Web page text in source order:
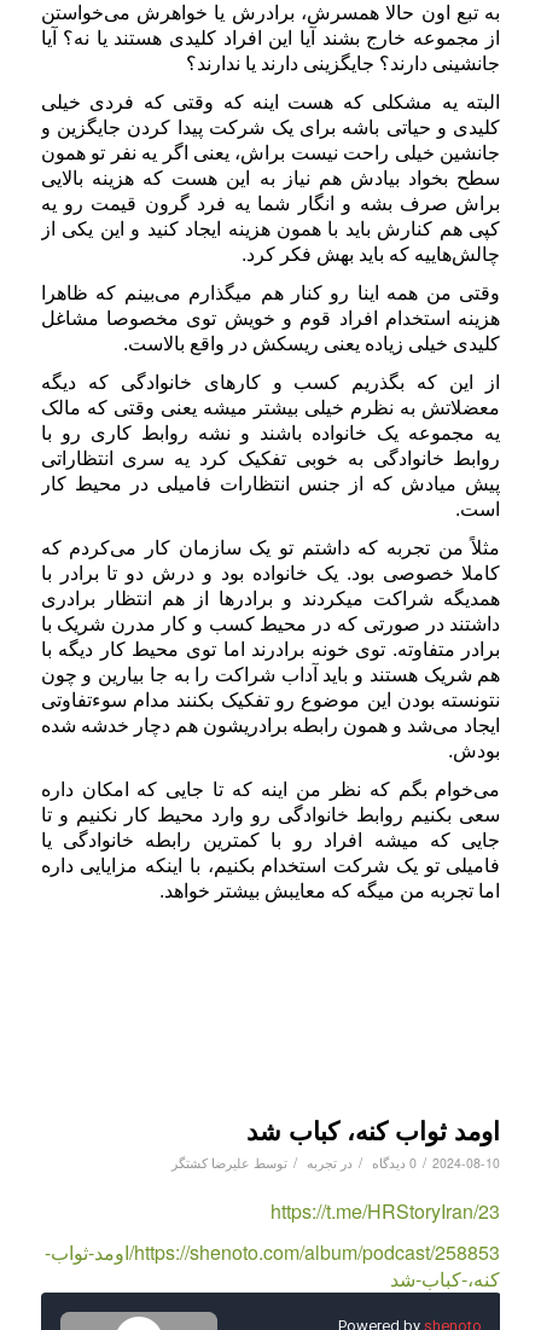
به تبع اون حالا همسرش، برادرش یا خواهرش می‌خواستن
از مجموعه خارج بشند آیا این افراد کلیدی هستند یا نه؟ آیا
جانشینی دارند؟ جایگزینی دارند یا ندارند؟
البته یه مشکلی که هست اینه که وقتی که فردی خیلی
کلیدی و حیاتی باشه برای یک شرکت پیدا کردن جایگزین و
جانشین خیلی راحت نیست براش، یعنی اگر یه نفر تو همون
سطح بخواد بیادش هم نیاز به این هست که هزینه بالایی
براش صرف بشه و انگار شما یه فرد گرون قیمت رو یه
کپی هم کنارش باید با همون هزینه ایجاد کنید و این یکی از
چالش‌هاییه که باید بهش فکر کرد.
وقتی من همه اینا رو کنار هم میگذارم می‌بینم که ظاهرا
هزینه استخدام افراد قوم و خویش توی مخصوصا مشاغل
کلیدی خیلی زیاده یعنی ریسکش در واقع بالاست.
از این که بگذریم کسب و کارهای خانوادگی که دیگه
معضلاتش به نظرم خیلی بیشتر میشه یعنی وقتی که مالک
یه مجموعه یک خانواده باشند و نشه روابط کاری رو با
روابط خانوادگی به خوبی تفکیک کرد یه سری انتظاراتی
پیش میادش که از جنس انتظارات فامیلی در محیط کار
است.
مثلاً من تجربه که داشتم تو یک سازمان کار می‌کردم که
کاملا خصوصی بود. یک خانواده بود و درش دو تا برادر با
همدیگه شراکت میکردند و برادرها از هم انتظار برادری
داشتند در صورتی که در محیط کسب و کار مدرن شریک با
برادر متفاوته. توی خونه برادرند اما توی محیط کار دیگه با
هم شریک هستند و باید آداب شراکت را به جا بیارین و چون
نتونسته بودن این موضوع رو تفکیک بکنند مدام سوءتفاوتی
ایجاد می‌شد و همون رابطه برادریشون هم دچار خدشه شده
بودش.
می‌خوام بگم که نظر من اینه که تا جایی که امکان داره
سعی بکنیم روابط خانوادگی رو وارد محیط کار نکنیم و تا
جایی که میشه افراد رو با کمترین رابطه خانوادگی یا
فامیلی تو یک شرکت استخدام بکنیم، با اینکه مزایایی داره
اما تجربه من میگه که معایبش بیشتر خواهد.
اومد ثواب کنه، کباب شد
2024-08-10
/ 0 دیدگاه / در تجربه / توسط علیرضا کشتگر
https://t.me/HRStoryIran/23
https://shenoto.com/album/podcast/258853/اومد-ثواب-
کنه،-کباب-شد